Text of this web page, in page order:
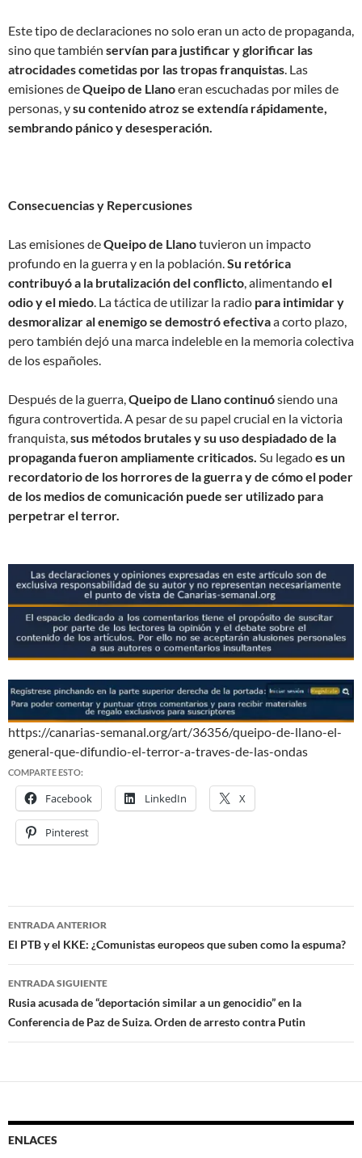
Este tipo de declaraciones no solo eran un acto de propaganda,
sino que también servían para justificar y glorificar las
atrocidades cometidas por las tropas franquistas . Las
emisiones deQueipo de Llanoeran escuchadas por miles de
personas, ysu contenido atroz se extendía rápidamente,
sembrando pánico y desesperación.
Consecuencias y Repercusiones
Las emisiones deQueipo de Llanotuvieron un impacto
profundo en la guerra y en la población. Su retórica
contribuyó a la brutalización del conflicto , alimentandoel
odio y el miedo . La táctica de utilizar la radio para intimidar y
desmoralizar al enemigo se demostró efectivaa corto plazo,
pero también dejó una marca indeleble en la memoria colectiva
de los españoles.
Después de la guerra, Queipo de Llano continuósiendo una
figura controvertida. A pesar de su papel crucial en la victoria
franquista, sus métodos brutales y su uso despiadado de la
propaganda fueron ampliamente criticados. Su legadoes un
recordatorio de los horrores de la guerra y de cómo el poder
de los medios de comunicación puede ser utilizado para
perpetrar el terror.
https://canarias-semanal.org/art/36356/queipo-de-llano-el-
general-que-difundio-el-terror-a-traves-de-las-ondas
COMPARTE ESTO:
Facebook LinkedIn X
Pinterest
Navegación
de
entradas
ENTRADA ANTERIOR
El PTB y el KKE: ¿Comunistas europeos que suben como la espuma?
ENTRADA SIGUIENTE
Rusia acusada de “deportación similar a un genocidio” en la
Conferencia de Paz de Suiza. Orden de arresto contra Putin
ENLACES